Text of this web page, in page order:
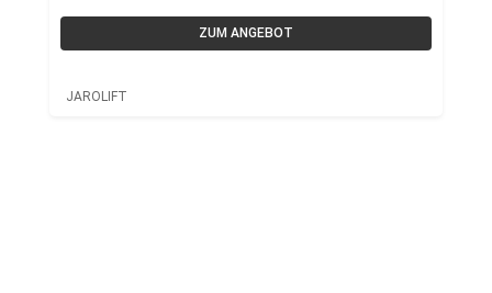
ZUM ANGEBOT
JAROLIFT